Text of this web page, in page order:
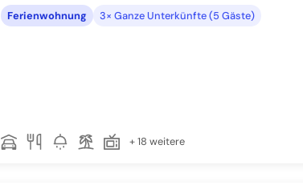
Ferienwohnung 3× Ganze Unterkünfte (5 Gäste)
+ 18 weitere